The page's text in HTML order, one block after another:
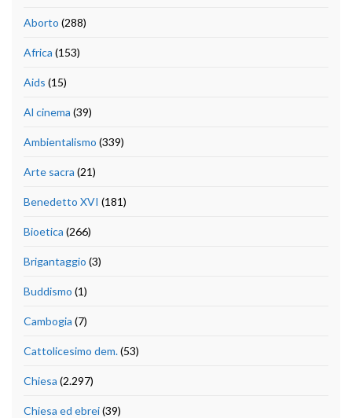
Aborto (288)
Africa (153)
Aids (15)
Al cinema (39)
Ambientalismo (339)
Arte sacra (21)
Benedetto XVI (181)
Bioetica (266)
Brigantaggio (3)
Buddismo (1)
Cambogia (7)
Cattolicesimo dem.(53)
Chiesa (2.297)
Chiesa ed ebrei(39)